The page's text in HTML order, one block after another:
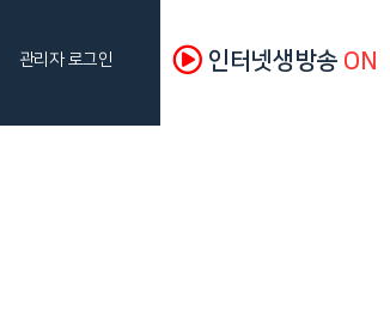
관리자 로그인 인터넷생방송 ON